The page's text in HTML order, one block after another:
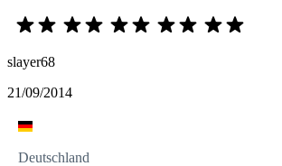
slayer68
21/09/2014
Deutschland